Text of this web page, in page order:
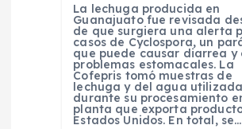
La lechuga producida en
Guanajuato fue revisada
de que surgiera una alerta
casos de Cyclospora, un
que puede causar diarrea y
problemas estomacales. La
Cofepris tomó muestras de
lechuga y del agua utilizada
durante su procesamiento
planta que exporta
Estados Unidos. En total, se…